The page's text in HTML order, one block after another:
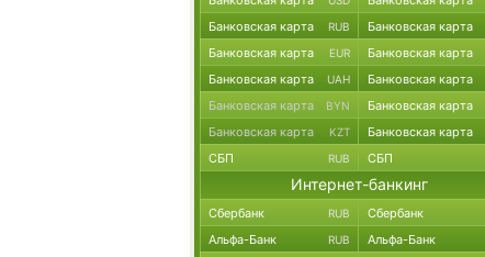
Банковская карта RUB Банковская карта
Банковская карта EUR Банковская карта
Банковская карта UAH Банковская карта
Банковская карта BYN Банковская карта
Банковская карта KZT Банковская карта
СБП RUB СБП
Интернет-банкинг
Сбербанк RUB Сбербанк
Альфа-Банк RUB Альфа-Банк